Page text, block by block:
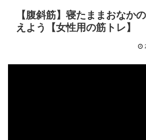
【腹斜筋】寝たままおなか
えよう【女性用の筋トレ】